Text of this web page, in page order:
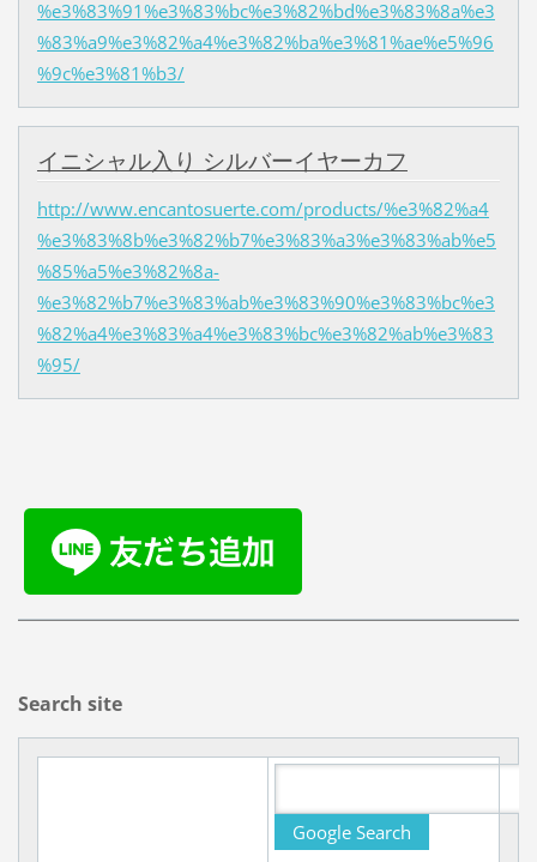
%e3%83%91%e3%83%bc%e3%82%bd%e3%83%8a%e3
%83%a9%e3%82%a4%e3%82%ba%e3%81%ae%e5%96
%9c%e3%81%b3/
イニシャル入り シルバーイヤーカフ
http://www.encantosuerte.com/products/%e3%82%a4
%e3%83%8b%e3%82%b7%e3%83%a3%e3%83%ab%e5
%85%a5%e3%82%8a-
%e3%82%b7%e3%83%ab%e3%83%90%e3%83%bc%e3
%82%a4%e3%83%a4%e3%83%bc%e3%82%ab%e3%83
%95/
Search site